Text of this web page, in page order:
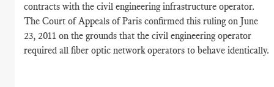
contracts with the civil engineering infrastructure operator.
The Court of Appeals of Paris confirmed this ruling on June
23, 2011 on the grounds that the civil engineering operator
required all fiber optic network operators to behave identically.